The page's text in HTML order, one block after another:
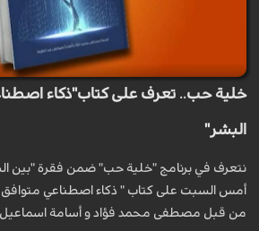
خلية حب.. تعرف على كتاب"ذكاء
البشر"
نتعرف في برنامج "خلية حب" ضمن فقرة "بين
أمس السبت على كتاب " ذكاء اصطناعي متوافق
من قبل مصطفى محمد فؤاد و أسامة اسماعيل